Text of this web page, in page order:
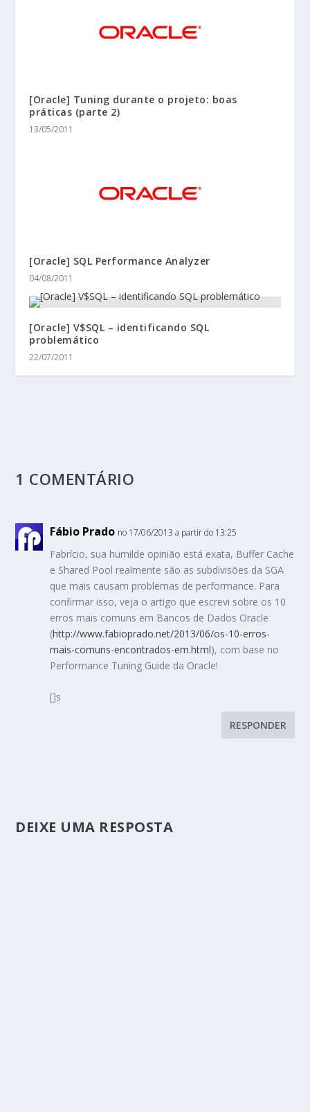
[Oracle] Tuning durante o projeto: boas
práticas (parte 2)
13/05/2011
[Oracle] SQL Performance Analyzer
04/08/2011
[Oracle] V$SQL – identificando SQL
problemático
22/07/2011
1 COMENTÁRIO
Fábio Prado no 17/06/2013 a partir do 13:25
Fabrício, sua humilde opinião está exata, Buffer Cache
e Shared Pool realmente são as subdivisões da SGA
que mais causam problemas de performance. Para
confirmar isso, veja o artigo que escrevi sobre os 10
erros mais comuns em Bancos de Dados Oracle
(http://www.fabioprado.net/2013/06/os-10-erros-
mais-comuns-encontrados-em.html), com base no
Performance Tuning Guide da Oracle!
[]s
RESPONDER
DEIXE UMA RESPOSTA